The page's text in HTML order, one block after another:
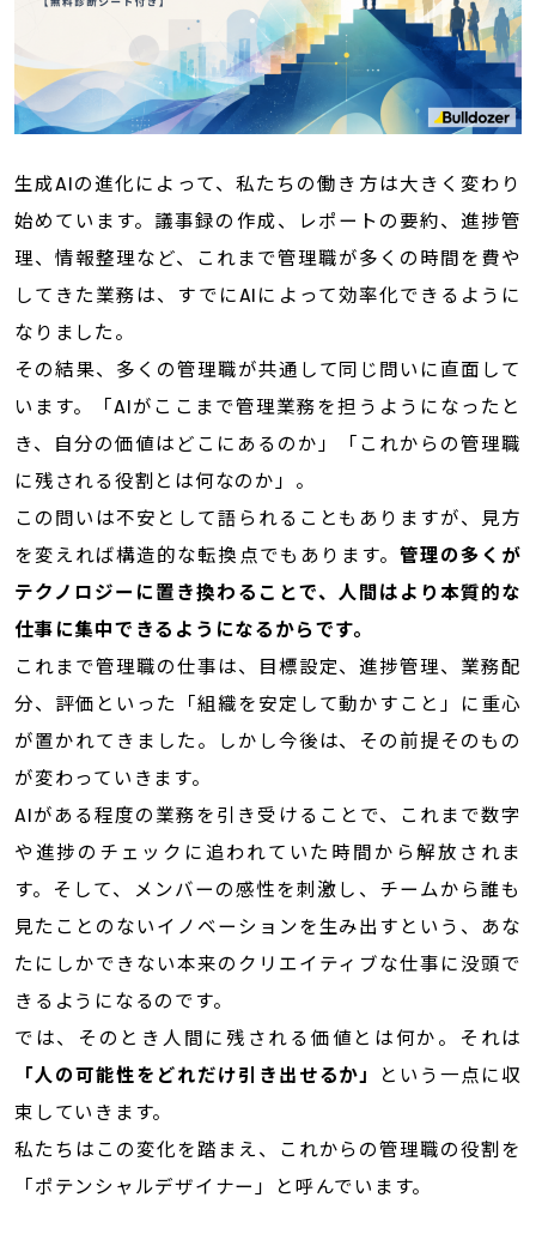
生成AIの進化によって、私たちの働き方は大きく変わり
始めています。議事録の作成、レポートの要約、進捗管
理、情報整理など、これまで管理職が多くの時間を費や
してきた業務は、すでにAIによって効率化できるように
なりました。
その結果、多くの管理職が共通して同じ問いに直面して
います。「AIがここまで管理業務を担うようになったと
き、自分の価値はどこにあるのか」「これからの管理職
に残される役割とは何なのか」。
この問いは不安として語られることもありますが、見方
を変えれば構造的な転換点でもあります。 管理の多くが
テクノロジーに置き換わることで、人間はより本質的な
仕事に集中できるようになるからです。
これまで管理職の仕事は、目標設定、進捗管理、業務配
分、評価といった「組織を安定して動かすこと」に重心
が置かれてきました。しかし今後は、その前提そのもの
が変わっていきます。
AIがある程度の業務を引き受けることで、これまで数字
や進捗のチェックに追われていた時間から解放されま
す。そして、メンバーの感性を刺激し、チームから誰も
見たことのないイノベーションを生み出すという、あな
たにしかできない本来のクリエイティブな仕事に没頭で
きるようになるのです。
では、そのとき人間に残される価値とは何か。それは
「人の可能性をどれだけ引き出せるか」
という一点に収
束していきます。
私たちはこの変化を踏まえ、これからの管理職の役割を
「ポテンシャルデザイナー」と呼んでいます。